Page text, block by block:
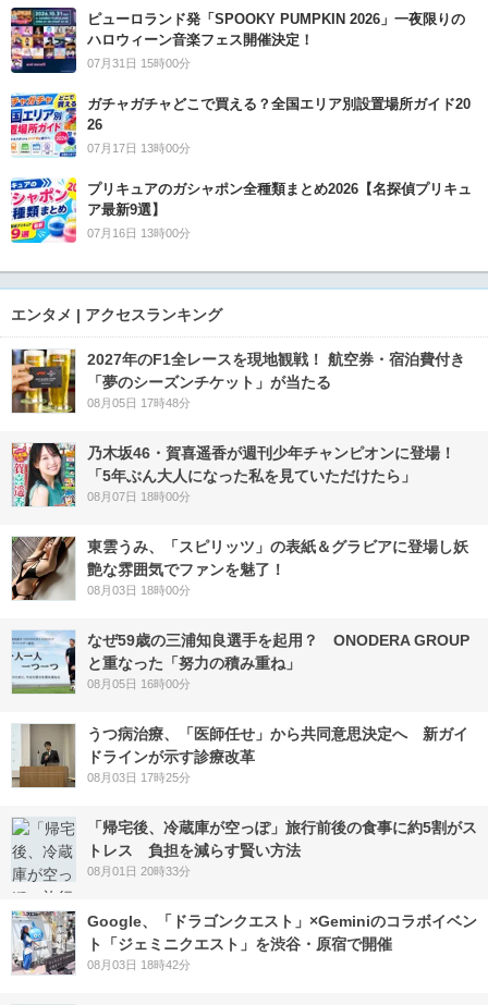
ピューロランド発「SPOOKY PUMPKIN 2026」一夜限りの
ハロウィーン音楽フェス開催決定！
07月31日 15時00分
ガチャガチャどこで買える？全国エリア別設置場所ガイド20
26
07月17日 13時00分
プリキュアのガシャポン全種類まとめ2026【名探偵プリキュ
ア最新9選】
07月16日 13時00分
エンタメ | アクセスランキング
2027年のF1全レースを現地観戦！ 航空券・宿泊費付き
「夢のシーズンチケット」が当たる
08月05日 17時48分
乃木坂46・賀喜遥香が週刊少年チャンピオンに登場！
「5年ぶん大人になった私を見ていただけたら」
08月07日 18時00分
東雲うみ、「スピリッツ」の表紙＆グラビアに登場し妖
艶な雰囲気でファンを魅了！
08月03日 18時00分
なぜ59歳の三浦知良選手を起用？ ONODERA GROUP
と重なった「努力の積み重ね」
08月05日 16時00分
うつ病治療、「医師任せ」から共同意思決定へ 新ガイ
ドラインが示す診療改革
08月03日 17時25分
「帰宅後、冷蔵庫が空っぽ」旅行前後の食事に約5割がス
トレス 負担を減らす賢い方法
08月01日 20時33分
Google、「ドラゴンクエスト」×Geminiのコラボイベン
ト「ジェミニクエスト」を渋谷・原宿で開催
08月03日 18時42分